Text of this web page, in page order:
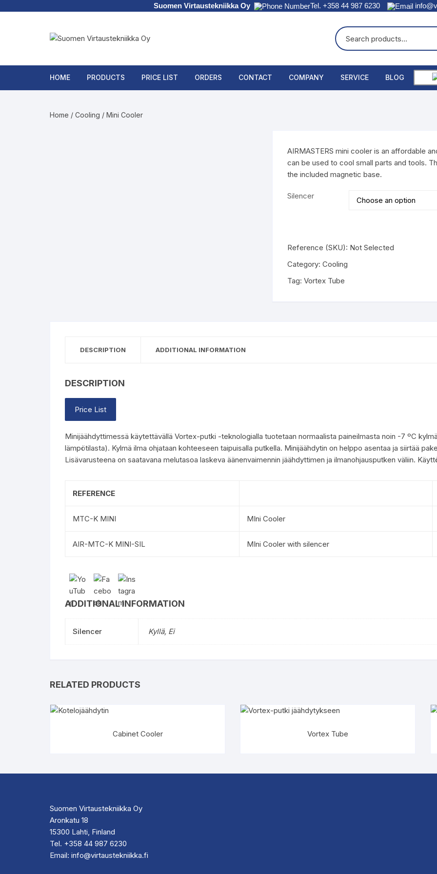
Suomen Virtaustekniikka Oy Tel. +358 44 987 6230
HOME PRODUCTS PRICE LIST ORDERS CONTACT COMPANY SERVICE BLOG
Home / Cooling / Mini Cooler
AIRMASTERS mini cooler is an affordable
can be used to cool small parts and tools.
the included magnetic base.
Silencer
Reference (SKU): Not Selected
Category: Cooling
Tag: Vortex Tube
DESCRIPTION ADDITIONAL INFORMATION
DESCRIPTION
Price List
Minijäähdyttimessä käytettävällä Vortex-putki -teknologialla tuotetaan normaalista paineilmasta noin -7 ºC
lämpötilasta). Kylmä ilma ohjataan kohteeseen taipuisalla putkella. Minijäähdytin on helppo asentaa ja siirtää
Lisävarusteena on saatavana melutasoa laskeva äänenvaimennin jäähdyttimen ja ilmanohjausputken väliin.
REFERENCE
MTC-K MINI MIni Cooler
AIR-MTC-K MINI-SIL MIni Cooler with silencer
ADDITIONAL INFORMATION
Silencer Kyllä, Ei
RELATED PRODUCTS
Cabinet Cooler Vortex Tube
Suomen Virtaustekniikka Oy
Aronkatu 18
15300 Lahti, Finland
Tel. +358 44 987 6230
Email: info@virtaustekniikka.fi